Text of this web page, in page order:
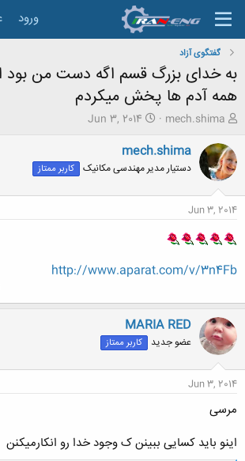
ورود
گفتگوی آزاد
به خدای بزرگ قسم اگه دست من بود
همه آدم ها پخش میکردم
ش
و
ع
ک
ه
م
و
ض
ع
mech.shima
ت
ر
خ
Jun 3, 2014
mech.shima
دستیار مدیر مهندسی مکانیک کاربر ممتاز
Jun 3, 2014
http://www.aparat.com/v/3n4Fb
MARIA RED
عضو جدید کاربر ممتاز
Jun 3, 2014
مرسی
اینو باید کسایی ببینن ک وجود خدا رو انکارمیکنن